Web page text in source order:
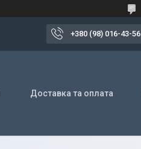
+380 (98) 016-43-56
Доставка та оплата